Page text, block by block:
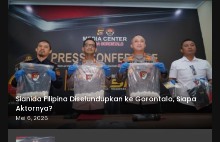
Sianida Filipina Diselundupkan ke Gorontalo, Siapa
Aktornya?
Mei 6, 2026